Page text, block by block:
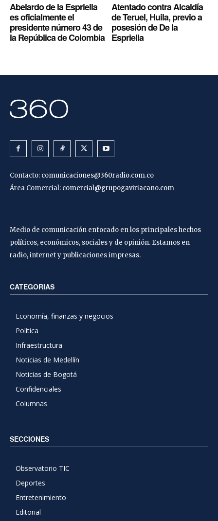
Abelardo de la Espriella
es oficialmente el
presidente número 43 de
la República de Colombia
Atentado contra Alcaldía
de Teruel, Huila, previo a
posesión de De la
Espriella
Contacto: comunicaciones@360radio.com.co
Área Comercial: comercial@grupogaviriacano.com
Medio de comunicación enfocado en los principales hechos
políticos, económicos, sociales y de opinión. Estamos en
radio, internet y publicaciones impresas.
CATEGORIAS
Economía, finanzas y negocios
Política
Infraestructura
Noticias de Medellín
Noticias de Bogotá
Confidenciales
Columnas
SECCIONES
Observatorio TIC
Deportes
Entretenimiento
Editorial